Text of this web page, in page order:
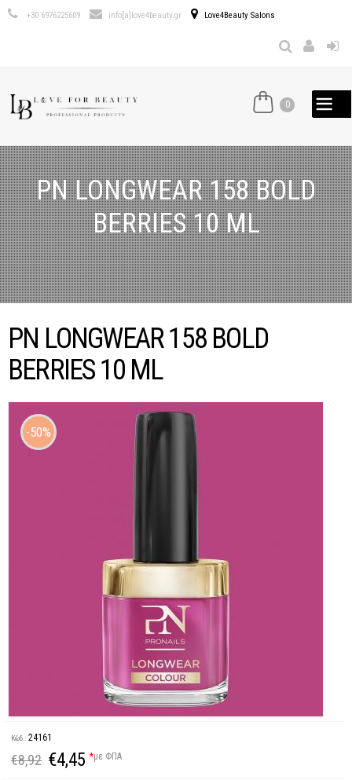
προς το
+30 6976225609 info[a]love4beauty.gr Love4Beauty Salons
0
PN LONGWEAR 158 BOLD
BERRIES 10 ML
PN LONGWEAR 158 BOLD
BERRIES 10 ML
50%
Κώδ.: 24161
€8,92 €4,45 *με ΦΠΑ